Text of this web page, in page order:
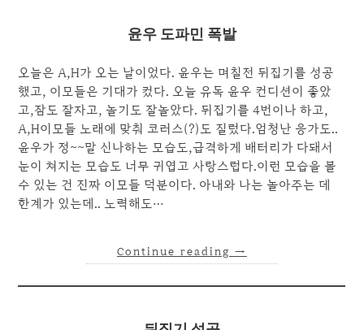
윤우 도파민 폭발
오늘은 A,H가 오는 날이었다. 윤우는 며칠전 뒤집기를 성공
했고, 이모들은 기대가 컸다. 오늘 유독 윤우 컨디션이 좋았
고,잠도 잘자고, 놀기도 잘놀았다. 뒤집기를 4번이나 하고,
A,H이모들 노래에 맞춰 코러스(?)도 질렀다.엄청난 응가도..
윤우가 정~~말 신나하는 모습도,급격하게 배터리가 다돼서
눈이 쳐지는 모습도 너무 귀엽고 사랑스럽다.이런 모습을 볼
수 있는 건 진짜 이모들 덕분이다. 아내와 나는 놀아주는 데
한계가 있는데.. 노력해도…
Continue reading →